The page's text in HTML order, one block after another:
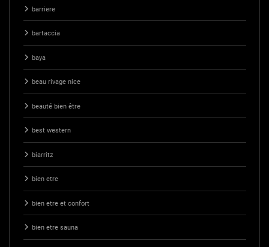
barriere
bartaccia
baya
beau rivage nice
beauté bien être
best western
biarritz
bien etre
bien etre et confort
bien etre sauna